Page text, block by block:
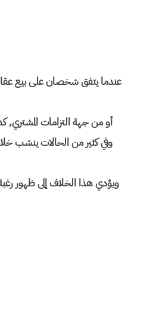
عندما يتفق شخصان على بيع عقار,
أو من جهة التزامات
وفي كثير من الحالات ينشب
ويؤدي هذا الخلاف إلى ظهور